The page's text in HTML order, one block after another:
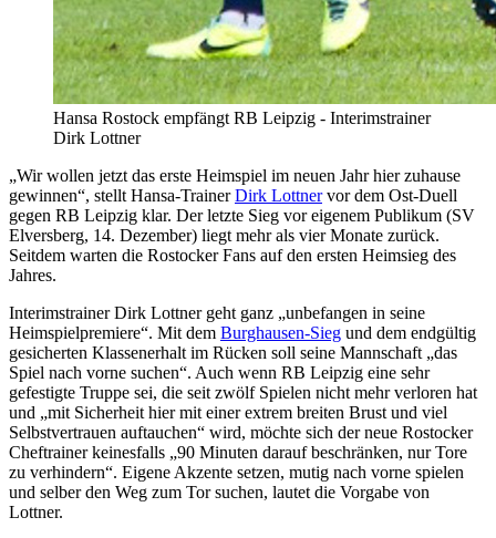
Hansa Rostock empfängt RB Leipzig - Interimstrainer
Dirk Lottner
„Wir wollen jetzt das erste Heimspiel im neuen Jahr hier zuhause
gewinnen“, stellt Hansa-TrainerDirk Lottnervor dem Ost-Duell
gegen RB Leipzig klar. Der letzte Sieg vor eigenem Publikum (SV
Elversberg, 14. Dezember) liegt mehr als vier Monate zurück.
Seitdem warten die Rostocker Fans auf den ersten Heimsieg des
Jahres.
Interimstrainer Dirk Lottner geht ganz „unbefangen in seine
Heimspielpremiere“. Mit dem Burghausen-Sieg und dem endgültig
gesicherten Klassenerhalt im Rücken soll seine Mannschaft „das
Spiel nach vorne suchen“. Auch wenn RB Leipzig eine sehr
gefestigte Truppe sei, die seit zwölf Spielen nicht mehr verloren hat
und „mit Sicherheit hier mit einer extrem breiten Brust und viel
Selbstvertrauen auftauchen“ wird, möchte sich der neue Rostocker
Cheftrainer keinesfalls „90 Minuten darauf beschränken, nur Tore
zu verhindern“. Eigene Akzente setzen, mutig nach vorne spielen
und selber den Weg zum Tor suchen, lautet die Vorgabe von
Lottner.